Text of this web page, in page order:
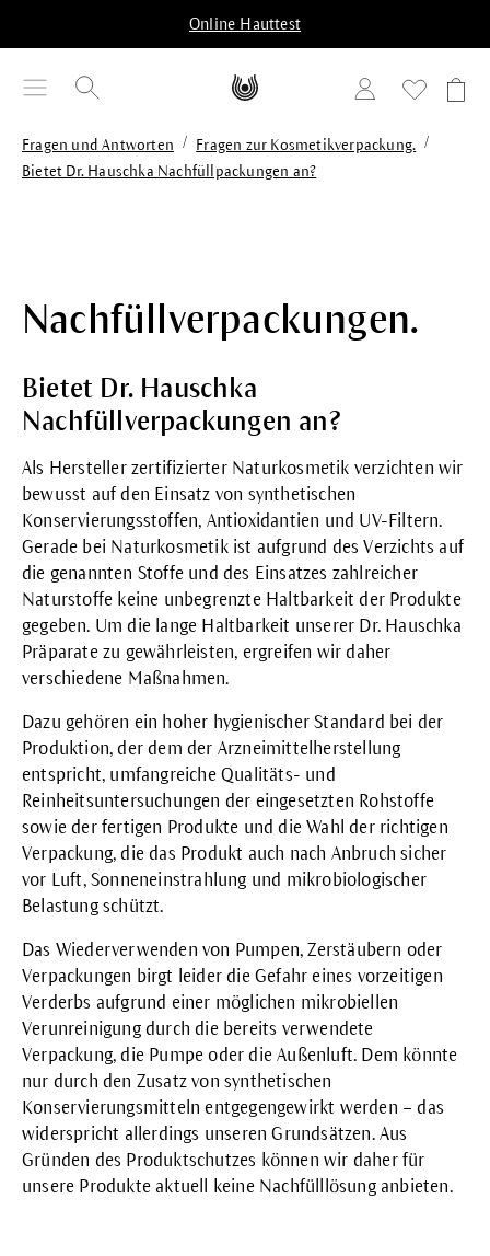
Online Hauttest
Fragen und Antworten / Fragen zur Kosmetikverpackung. /
Bietet Dr. Hauschka Nachfüllpackungen an?
Nachfüllverpackungen.
Bietet Dr. Hauschka
Nachfüllverpackungen an?
Als Hersteller zertifizierter Naturkosmetik verzichten wir
bewusst auf den Einsatz von synthetischen
Konservierungsstoffen, Antioxidantien und UV-Filtern.
Gerade bei Naturkosmetik ist aufgrund des Verzichts auf
die genannten Stoffe und des Einsatzes zahlreicher
Naturstoffe keine unbegrenzte Haltbarkeit der Produkte
gegeben. Um die lange Haltbarkeit unserer Dr. Hauschka
Präparate zu gewährleisten, ergreifen wir daher
verschiedene Maßnahmen.
Dazu gehören ein hoher hygienischer Standard bei der
Produktion, der dem der Arzneimittelherstellung
entspricht, umfangreiche Qualitäts- und
Reinheitsuntersuchungen der eingesetzten Rohstoffe
sowie der fertigen Produkte und die Wahl der richtigen
Verpackung, die das Produkt auch nach Anbruch sicher
vor Luft, Sonneneinstrahlung und mikrobiologischer
Belastung schützt.
Das Wiederverwenden von Pumpen, Zerstäubern oder
Verpackungen birgt leider die Gefahr eines vorzeitigen
Verderbs aufgrund einer möglichen mikrobiellen
Verunreinigung durch die bereits verwendete
Verpackung, die Pumpe oder die Außenluft. Dem könnte
nur durch den Zusatz von synthetischen
Konservierungsmitteln entgegengewirkt werden – das
widerspricht allerdings unseren Grundsätzen. Aus
Gründen des Produktschutzes können wir daher für
unsere Produkte aktuell keine Nachfülllösung anbieten.